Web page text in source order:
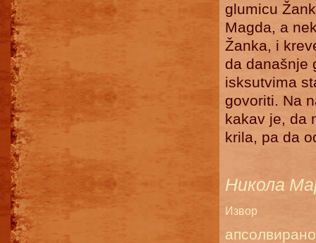
glumicu
Magda, a
Žanka, i
da današnje
isksutvima
govoriti. Na
kakav je, da
krila, pa da
Никола
Извор